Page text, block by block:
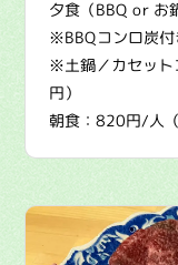
夕食（BBQ or お
※BBQコンロ炭
※土鍋／カセット
円）
朝食：820円/人